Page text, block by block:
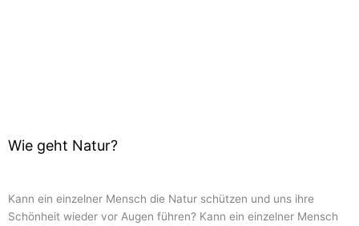
Wie geht Natur?
Kann ein einzelner Mensch die Natur schützen und uns ihre
Schönheit wieder vor Augen führen? Kann ein einzelner Mensch